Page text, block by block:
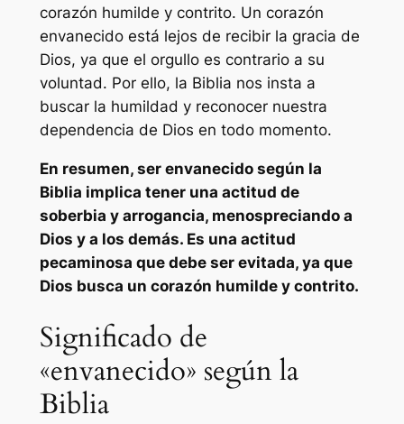
corazón humilde y contrito. Un corazón
envanecido está lejos de recibir la gracia de
Dios, ya que el orgullo es contrario a su
voluntad. Por ello, la Biblia nos insta a
buscar la humildad y reconocer nuestra
dependencia de Dios en todo momento.
En resumen, ser envanecido según la
Biblia implica tener una actitud de
soberbia y arrogancia, menospreciando a
Dios y a los demás. Es una actitud
pecaminosa que debe ser evitada, ya que
Dios busca un corazón humilde y contrito.
Significado de
«envanecido» según la
Biblia